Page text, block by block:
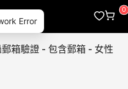
箱驗證 - 包含郵箱 - 女性
Error